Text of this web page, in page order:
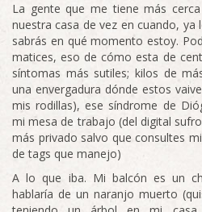
La gente que me tiene más
nuestra casa de vez en cuando, ya
sabrás en qué momento estoy.
matices, eso de cómo esta de
síntomas más sutiles; kilos de
una envergadura dónde estos
mis rodillas), ese síndrome de
mi mesa de trabajo (del digital
más privado salvo que consultes
de tags que manejo)
A lo que iba. Mi balcón es un
hablaría de un naranjo muerto